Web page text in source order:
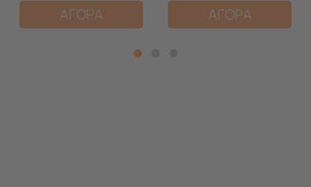
ΑΓΟΡΑ ΑΓΟΡΑ